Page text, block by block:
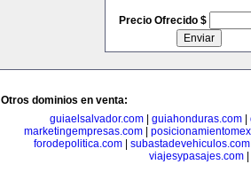
Precio Ofrecido $
Otros dominios en venta:
guiaelsalvador.com| guiahonduras.com|
marketingempresas.com
forodepolitica.com| subastadevehiculos.com
viajesypasajes.com|